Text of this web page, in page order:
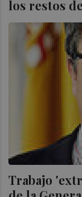
los restos
Trabajo